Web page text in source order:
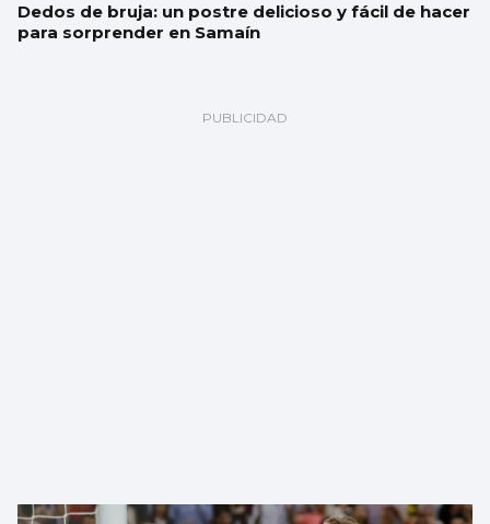
Dedos de bruja: un postre delicioso y fácil de hacer
para sorprender en Samaín